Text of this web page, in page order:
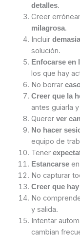
detalles.
Creer
milagrosa.
Incluir
solución.
Enfocarse en
los que hay
No borrar
Creer que la
antes guiarla
Querer ver
No hacer
equipo de
Tener
Estancarseen
No capturar
Creer que
No
y salida.
Intentar
cambian